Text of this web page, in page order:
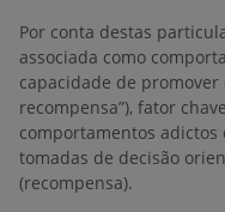
Por conta destas
associada como
capacidade de promover
recompensa”), fator
comportamentos
tomadas de decisão
(recompensa).